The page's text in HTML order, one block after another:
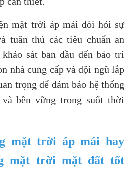
mặt trời áp mái đòi hỏi sự
tuân thủ các tiêu chuẩn an
sát ban đầu đến bảo trì
nhà cung cấp và đội ngũ lắp
trọng để đảm bảo hệ thống
bền vững trong suốt thời
mặt trời áp mái hay
mặt trời mặt đất tốt